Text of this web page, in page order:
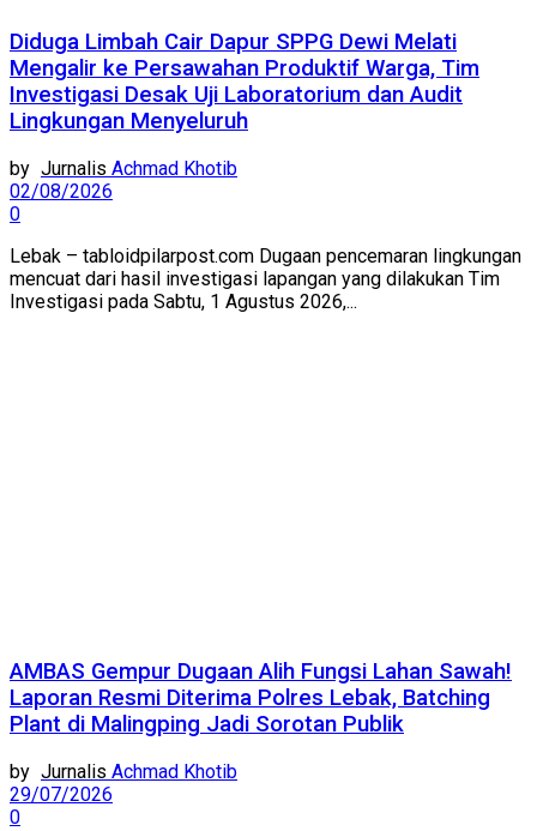
Diduga Limbah Cair Dapur SPPG Dewi Melati
Mengalir ke Persawahan Produktif Warga, Tim
Investigasi Desak Uji Laboratorium dan Audit
Lingkungan Menyeluruh
by
Achmad Khotib
02/08/2026
0
Lebak – tabloidpilarpost.com Dugaan pencemaran lingkungan
mencuat dari hasil investigasi lapangan yang dilakukan Tim
Investigasi pada Sabtu, 1 Agustus 2026,...
AMBAS Gempur Dugaan Alih Fungsi Lahan Sawah!
Laporan Resmi Diterima Polres Lebak, Batching
Plant di Malingping Jadi Sorotan Publik
by
Achmad Khotib
29/07/2026
0